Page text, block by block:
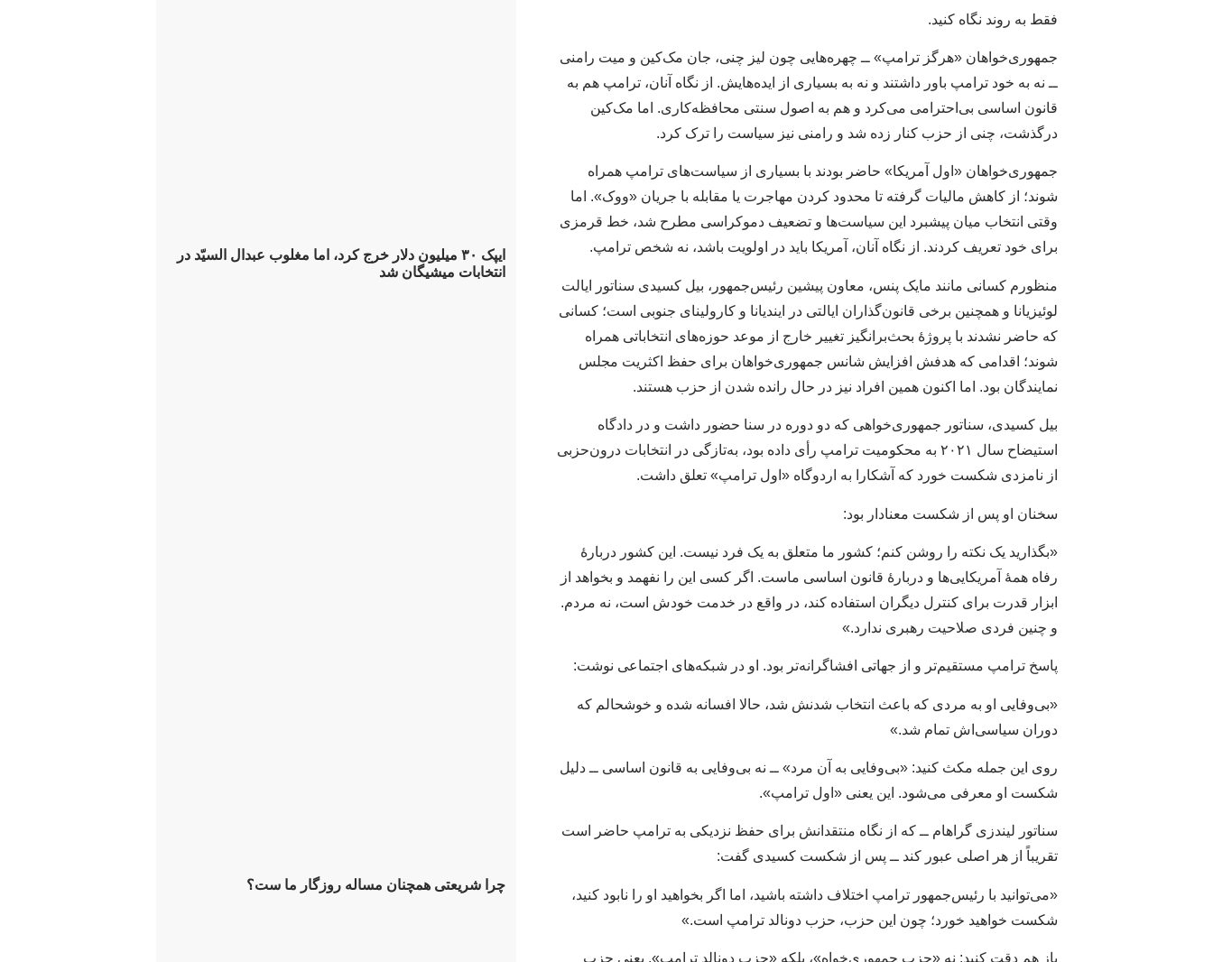
فقط به روند نگاه کنید.
جمهوری‌خواهان «هرگز ترامپ» ــ چهره‌هایی چون لیز چنی، جان مک‌کین و میت رامنی
ــ نه به خود ترامپ باور داشتند و نه به بسیاری از ایده‌هایش. از نگاه آنان، ترامپ هم به
قانون اساسی بی‌احترامی می‌کرد و هم به اصول سنتی محافظه‌کاری. اما مک‌کین
درگذشت، چنی از حزب کنار زده شد و رامنی نیز سیاست را ترک کرد.
جمهوری‌خواهان «اول آمریکا» حاضر بودند با بسیاری از سیاست‌های ترامپ همراه
شوند؛ از کاهش مالیات گرفته تا محدود کردن مهاجرت یا مقابله با جریان «ووک». اما
وقتی انتخاب میان پیشبرد این سیاست‌ها و تضعیف دموکراسی مطرح شد، خط قرمزی
برای خود تعریف کردند. از نگاه آنان، آمریکا باید در اولویت باشد، نه شخص ترامپ.
منظورم کسانی مانند مایک پنس، معاون پیشین رئیس‌جمهور، بیل کسیدی سناتور ایالت
لوئیزیانا و همچنین برخی قانون‌گذاران ایالتی در ایندیانا و کارولینای جنوبی است؛ کسانی
که حاضر نشدند با پروژهٔ بحث‌برانگیز تغییر خارج از موعد حوزه‌های انتخاباتی همراه
شوند؛ اقدامی که هدفش افزایش شانس جمهوری‌خواهان برای حفظ اکثریت مجلس
نمایندگان بود. اما اکنون همین افراد نیز در حال رانده شدن از حزب هستند.
بیل کسیدی، سناتور جمهوری‌خواهی که دو دوره در سنا حضور داشت و در دادگاه
استیضاح سال ۲۰۲۱ به محکومیت ترامپ رأی داده بود، به‌تازگی در انتخابات درون‌حزبی
از نامزدی شکست خورد که آشکارا به اردوگاه «اول ترامپ» تعلق داشت.
سخنان او پس از شکست معنادار بود:
«بگذارید یک نکته را روشن کنم؛ کشور ما متعلق به یک فرد نیست. این کشور دربارهٔ
رفاه همهٔ آمریکایی‌ها و دربارهٔ قانون اساسی ماست. اگر کسی این را نفهمد و بخواهد از
ابزار قدرت برای کنترل دیگران استفاده کند، در واقع در خدمت خودش است، نه مردم.
و چنین فردی صلاحیت رهبری ندارد.»
پاسخ ترامپ مستقیم‌تر و از جهاتی افشاگرانه‌تر بود. او در شبکه‌های اجتماعی نوشت:
«بی‌وفایی او به مردی که باعث انتخاب شدنش شد، حالا افسانه شده و خوشحالم که
دوران سیاسی‌اش تمام شد.»
روی این جمله مکث کنید: «بی‌وفایی به آن مرد» ــ نه بی‌وفایی به قانون اساسی ــ دلیل
شکست او معرفی می‌شود. این یعنی «اول ترامپ».
سناتور لیندزی گراهام ــ که از نگاه منتقدانش برای حفظ نزدیکی به ترامپ حاضر است
تقریباً از هر اصلی عبور کند ــ پس از شکست کسیدی گفت:
«می‌توانید با رئیس‌جمهور ترامپ اختلاف داشته باشید، اما اگر بخواهید او را نابود کنید،
شکست خواهید خورد؛ چون این حزب، حزب دونالد ترامپ است.»
باز هم دقت کنید: نه «حزب جمهوری‌خواه»، بلکه «حزب دونالد ترامپ». یعنی حزب
ایپک ۳۰ میلیون دلار خرج کرد، اما مغلوب عبدال ‌السیّد در
انتخابات میشیگان شد
چرا شریعتی همچنان مساله روزگار ما ست؟